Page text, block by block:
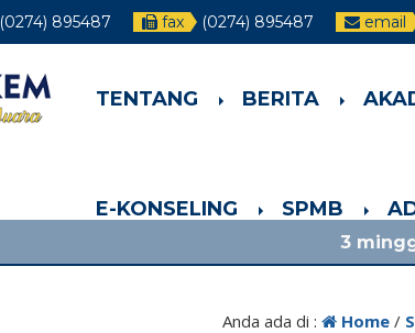
(0274) 895487 fax (0274) 895487 email
TENTANG BERITA
E-KONSELING SPMB
3 minggu yang
Anda ada di : Home/